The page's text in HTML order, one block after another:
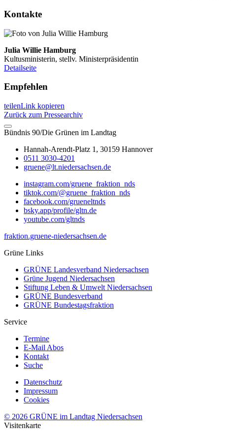
Kontakte
Julia Willie Hamburg
Kultusministerin, stellv. Ministerpräsidentin
Detailseite
Empfehlen
teilenLink kopieren
Zurück zum Pressearchiv
Bündnis 90/Die Grünen im Landtag
Hannah-Arendt-Platz 1, 30159 Hannover
0511 3030-4201
gruene@lt.niedersachsen.de
instagram.com/gruene_fraktion_nds
tiktok.com/@gruene_fraktion_nds
facebook.com/grueneltnds
bsky.app/profile/gltn.de
youtube.com/gltnds
fraktion.gruene-niedersachsen.de
Grüne Links
GRÜNE Landesverband Niedersachsen
Grüne Jugend Niedersachsen
Stiftung Leben & Umwelt Niedersachsen
GRÜNE Bundesverband
GRÜNE Bundestagsfraktion
Service
Termine
E-Mail Abos
Kontakt
Suche
Datenschutz
Impressum
Cookies
© 2026 GRÜNE im Landtag Niedersachsen
Visitenkarte